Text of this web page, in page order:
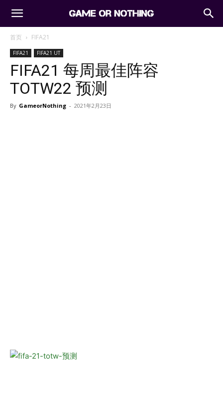
首页 FIFA21
FIFA21 FIFA21 UT
FIFA21 每周最佳阵容
TOTW22 预测
By GameorNothing - 2021年2月23日